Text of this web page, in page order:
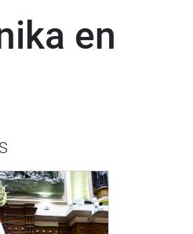
en